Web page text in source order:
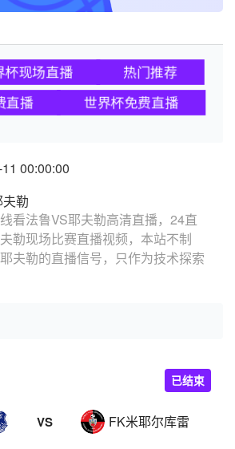
杯现场直播
热门推荐
直播
世界杯免费直播
00:00:00
勒
看法鲁VS耶夫勒高清直播，24直
勒现场比赛直播视频，本站不制
夫勒的直播信号，只作为技术探索
VS FK米耶尔库雷亚丘克
已结束